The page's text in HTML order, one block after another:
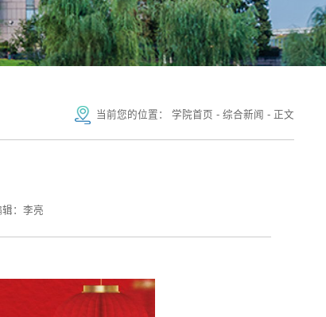
当前您的位置： 学院首页 - 综合新闻 - 正文
辑：李亮